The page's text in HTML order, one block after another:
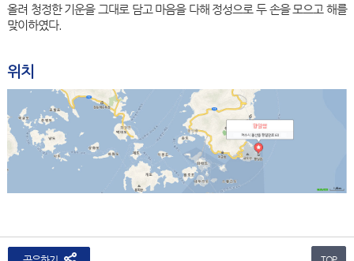
올려 청정한 기운을 그대로 담고 마음을 다해 정성으로 두 손을 모으고 해를
맞이하였다.
위치